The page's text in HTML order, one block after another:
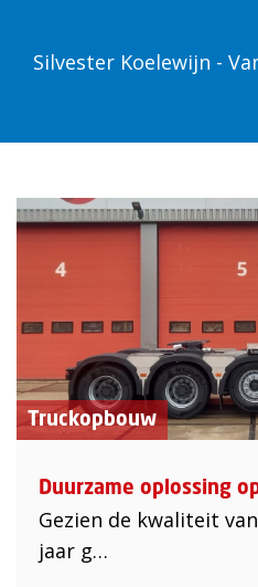
Silvester Koelewijn -
Truckopbouw
Duurzame oplossing
Gezien de kwaliteit
jaar g…